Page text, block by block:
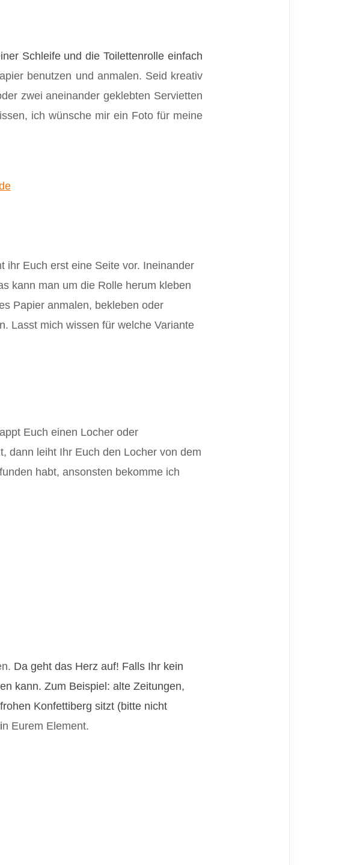
Schleife und die Toilettenrolle einfach
benutzen und anmalen. Seid kreativ
zwei aneinander geklebten Servietten
ich wünsche mir ein Foto für meine
ihr Euch erst eine Seite vor. Ineinander
kann man um die Rolle herum kleben
Papier anmalen, bekleben oder
Lasst mich wissen für welche Variante
Euch einen Locher oder
dann leiht Ihr Euch den Locher von dem
habt, ansonsten bekomme ich
Da geht das Herz auf! Falls Ihr kein
kann. Zum Beispiel: alte Zeitungen,
Konfettiberg sitzt (bitte nicht
n Eurem Element.